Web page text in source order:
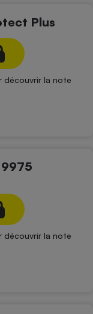
Plus
découvrir la note
découvrir la note
Complément
alimentaire
emprunteur
-
électrique
Mutuelle